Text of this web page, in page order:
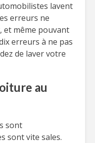
lavent
erreurs ne
et même pouvant
erreurs à ne pas
de laver votre
au
sont
sont vite sales.